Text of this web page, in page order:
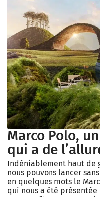
Marco Polo,
qui a de
Indéniablement haut de
nous pouvons lancer
en quelques mots le
qui nous a été